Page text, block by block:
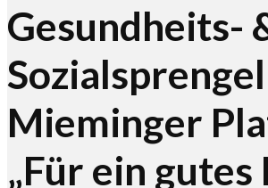
Gesundheits-
Sozialsprengel
Mieminger
„Für ein gutes